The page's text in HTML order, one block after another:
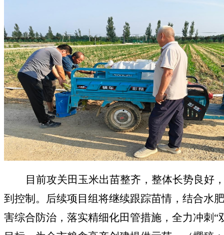
目前攻关田玉米出苗整齐，整体长势良好
到控制。后续项目组将继续跟踪苗情，结合水
害综合防治，落实精细化田管措施，全力冲刺 “